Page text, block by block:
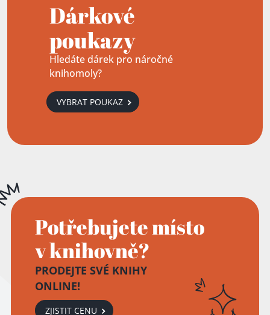
Dárkové
poukazy
Hledáte dárek pro náročné
knihomoly?
VYBRAT POUKAZ
Potřebujete místo
v knihovně?
PRODEJTE SVÉ KNIHY
ONLINE!
ZJISTIT CENU